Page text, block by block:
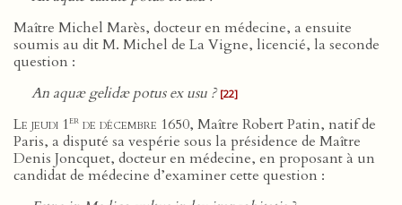
Maître Michel Marès, docteur en médecine, a ensuite
soumis au dit M. Michel de La Vigne, licencié, la seconde
question :
An aquæ gelidæ potus ex usu ? [22]
Le jeudi 1er de décembre 1650, Maître Robert Patin, natif de
Paris, a disputé sa vespérie sous la présidence de Maître
Denis Joncquet, docteur en médecine, en proposant à un
candidat de médecine d’examiner cette question :